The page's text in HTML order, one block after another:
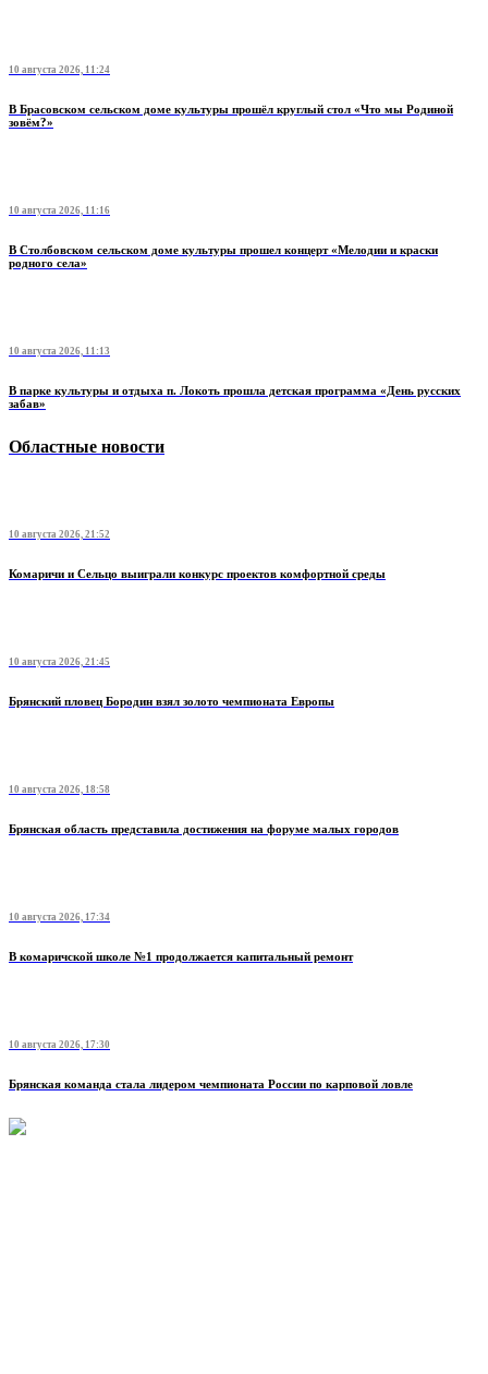
10 августа 2026, 11:24
В Брасовском сельском доме культуры прошёл круглый стол «Что мы Родиной
зовём?»
10 августа 2026, 11:16
В Столбовском сельском доме культуры прошел концерт «Мелодии и краски
родного села»
10 августа 2026, 11:13
В парке культуры и отдыха п. Локоть прошла детская программа «День русских
забав»
Областные новости
10 августа 2026, 21:52
Комаричи и Сельцо выиграли конкурс проектов комфортной среды
10 августа 2026, 21:45
Брянский пловец Бородин взял золото чемпионата Европы
10 августа 2026, 18:58
Брянская область представила достижения на форуме малых городов
10 августа 2026, 17:34
В комаричской школе №1 продолжается капитальный ремонт
10 августа 2026, 17:30
Брянская команда стала лидером чемпионата России по карповой ловле